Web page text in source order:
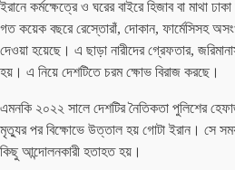
ইরানে কর্মক্ষেত্রে ও ঘরের বাইরে হিজাব বা মাথা
গত কয়েক বছরে রেস্তোরাঁ, দোকান, ফার্মেসিসহ
দেওয়া হয়েছে। এ ছাড়া নারীদের গ্রেফতার,
হয়। এ নিয়ে দেশটিতে চরম ক্ষোভ বিরাজ করছে।
এমনকি ২০২২ সালে দেশটির নৈতিকতা পুলিশের
মৃত্যুর পর বিক্ষোভে উত্তাল হয় গোটা ইরান। সে
কিছু আন্দোলনকারী হতাহত হয়।